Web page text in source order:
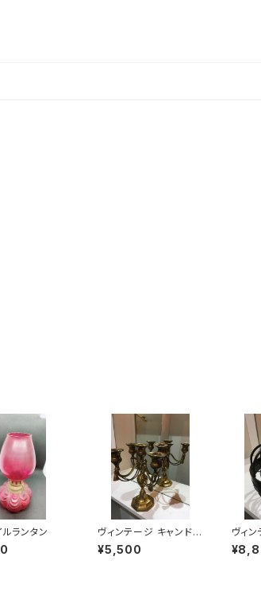
ランタン
ヴィンテージ キャンドル
スタンド Vintage Can
dle Stand
¥5,500
ヴィ
キー